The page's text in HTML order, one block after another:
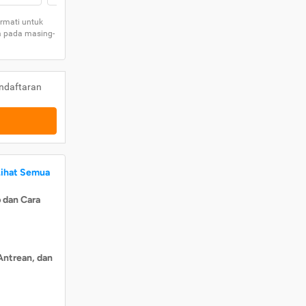
untuk
pada masing-
Semua
Cara
dan